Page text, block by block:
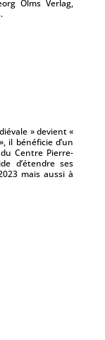
Olms Verlag,
» devient «
il bénéficie d’un
Centre Pierre-
d’étendre ses
mais aussi à